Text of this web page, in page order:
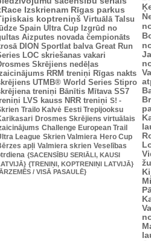
Izskrienam Rīgas parkus
koptreniņš Virtuālā Talsu
Spain Ultra Cup Izgrūd no
Aizputes novada čempionāts
DION Sportlat balva Great Run
LOC skriešanas vakari
Skrējiens nedēļas
RRM treniņi Rīgas nakts
UTMB® World Series Stipro
treniņi Bānītis Mītava SS7
LVS kauss NRR treniņi S! -
Trailo Kalvė Eesti Trepijooksu
Drosmes Skrējiens virtuālais
Challenge European Trail
League Skrien Valmiera Hero Cup
apļi Valmiera skrien Veselības
{SACENSĪBU SERIĀLI, KAUSI
{TRENIŅI, KOPTRENIŅI LATVIJĀ}
/ VISĀ PASAULĒ}